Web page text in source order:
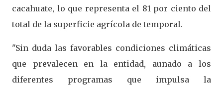
cacahuate, lo que representa el 81 por ciento del
total de la superficie agrícola de temporal.
"Sin duda las favorables condiciones climáticas
que prevalecen en la entidad, aunado a los
diferentes programas que impulsa la